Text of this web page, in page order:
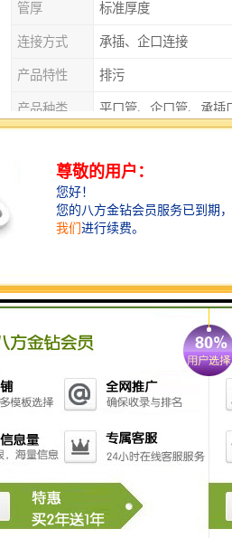
管厚 标准厚度
连接方式 承插、企口连接
产品特性 排污
产品种类 平口管、企口管、承插
125
衡水水泥管：密封性能好，防止
水管道提供了可靠的支持。
衡水水泥管——抗压强度高，承